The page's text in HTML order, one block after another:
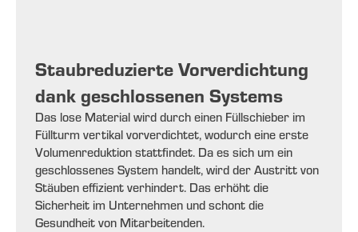
Staubreduzierte Vorverdichtung
dank geschlossenen Systems
Das lose Material wird durch einen Füllschieber im
Füllturm vertikal vorverdichtet, wodurch eine erste
Volumenreduktion stattfindet. Da es sich um ein
geschlossenes System handelt, wird der Austritt von
Stäuben effizient verhindert. Das erhöht die
Sicherheit im Unternehmen und schont die
Gesundheit von Mitarbeitenden.